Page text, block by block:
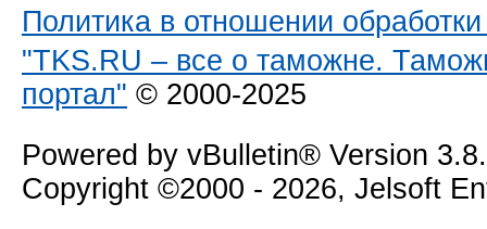
Политика в отношении
"TKS.RU – все о таможне.
портал" © 2000-2025
Powered by vBulletin® Version
Copyright ©2000 - 2026, Jelsoft